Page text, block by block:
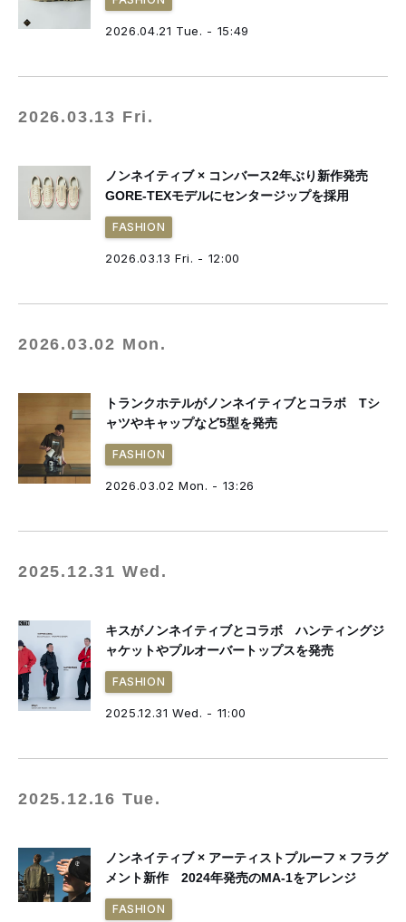
2026.04.21 Tue. - 15:49
2026.03.13 Fri.
ノンネイティブ × コンバース2年ぶり新作発売
GORE-TEXモデルにセンタージップを採用
FASHION
2026.03.13 Fri. - 12:00
2026.03.02 Mon.
トランクホテルがノンネイティブとコラボ Tシ
ャツやキャップなど5型を発売
FASHION
2026.03.02 Mon. - 13:26
2025.12.31 Wed.
キスがノンネイティブとコラボ ハンティングジ
ャケットやプルオーバートップスを発売
FASHION
2025.12.31 Wed. - 11:00
2025.12.16 Tue.
ノンネイティブ × アーティストプルーフ × フラグ
メント新作 2024年発売のMA-1をアレンジ
FASHION